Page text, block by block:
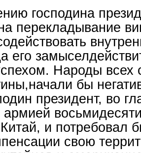
господина
перекладывание
его
Народы всех
бы
президент, во
армией
и потребовал
свою